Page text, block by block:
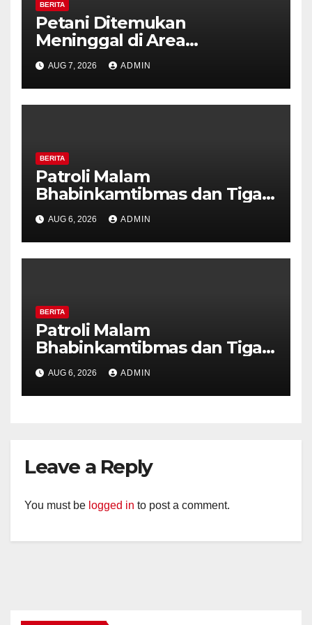
BERITA
Petani Ditemukan
Meninggal di Area
Persawahan Kalibeji, Polisi
Pastikan Tidak Ada Tanda
Kekerasan
AUG 7, 2026 ADMIN
BERITA
Patroli Malam
Bhabinkamtibmas dan Tiga
Pilar Kelurahan Ungaran
Perkuat Kamtibmas, Warga
Diajak Aktifkan Ronda
AUG 6, 2026 ADMIN
BERITA
Patroli Malam
Bhabinkamtibmas dan Tiga
Pilar Kelurahan Ungaran
Perkuat Kamtibmas, Warga
Diajak Aktifkan Ronda
AUG 6, 2026 ADMIN
Leave a Reply
You must be logged in to post a comment.